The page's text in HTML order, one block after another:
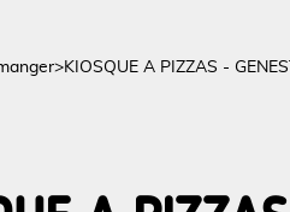
>KIOSQUE A PIZZAS -